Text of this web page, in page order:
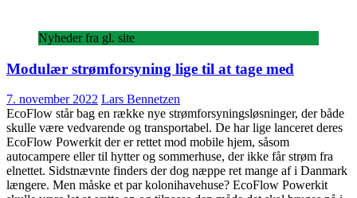
Nyheder fra gl. site
Modulær strømforsyning lige til at tage med
7. november 2022 Lars Bennetzen
EcoFlow står bag en række nye strømforsyningsløsninger, der både
skulle være vedvarende og transportabel. De har lige lanceret deres
EcoFlow Powerkit der er rettet mod mobile hjem, såsom
autocampere eller til hytter og sommerhuse, der ikke får strøm fra
elnettet. Sidstnævnte finders der dog næppe ret mange af i Danmark
længere. Men måske et par kolonihavehuse? EcoFlow Powerkit